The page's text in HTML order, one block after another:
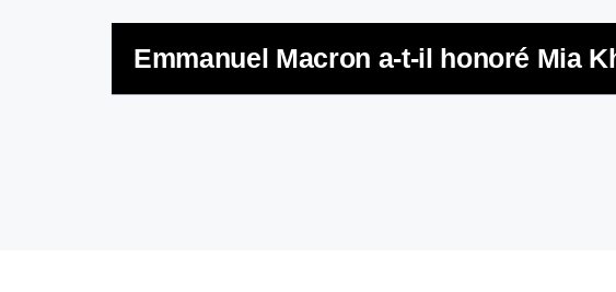
Emmanuel Macron a-t-il honoré Mia